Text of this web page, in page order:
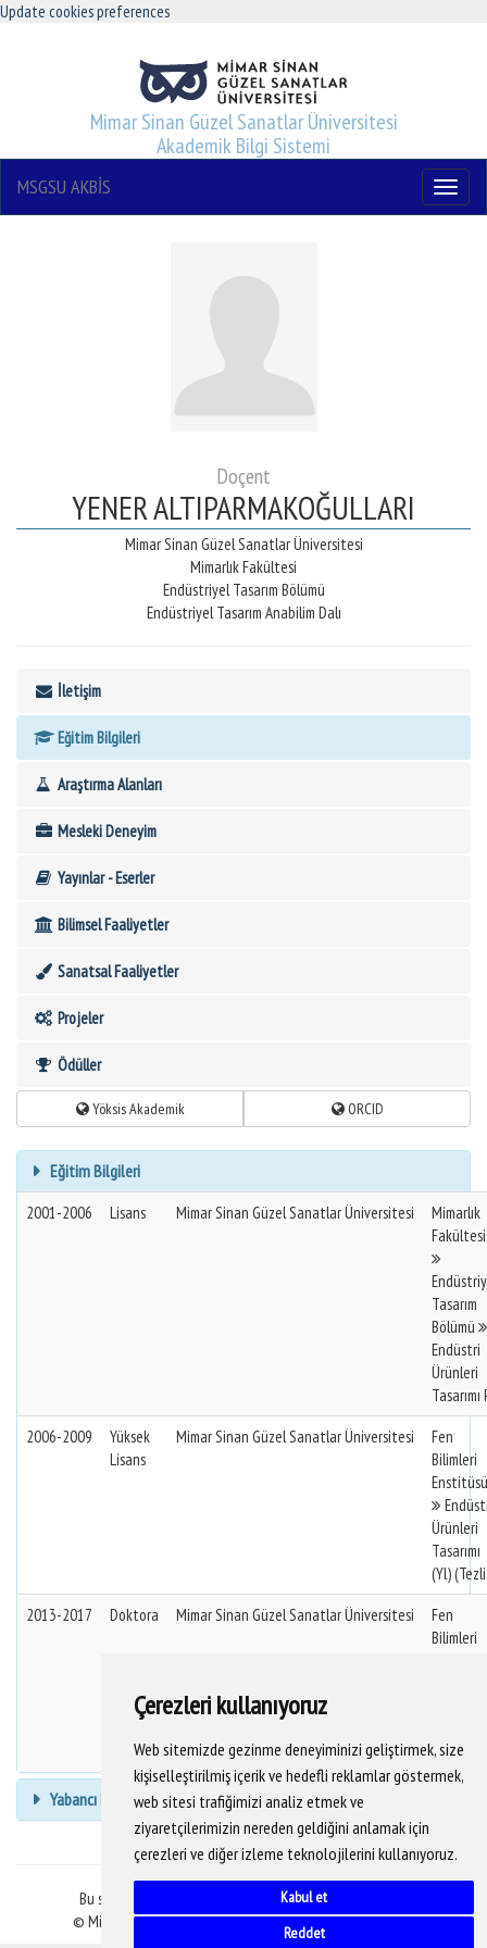
Çerezleri kullanıyoruz
Web sitemizde gezinme deneyiminizi geliştirmek, size
kişiselleştirilmiş içerik ve hedefli reklamlar göstermek,
web sitesi trafiğimizi analiz etmek ve
ziyaretçilerimizin nereden geldiğini anlamak için
çerezleri ve diğer izleme teknolojilerini kullanıyoruz.
Kabul et
Reddet
Update cookies preferences
Mimar Sinan Güzel Sanatlar Üniversitesi
Akademik Bilgi Sistemi
Menu
MSGSU AKBİS
Doçent
YENER ALTIPARMAKOĞULLARI
Mimar Sinan Güzel Sanatlar Üniversitesi
Mimarlık Fakültesi
Endüstriyel Tasarım Bölümü
Endüstriyel Tasarım Anabilim Dalı
İletişim
Eğitim Bilgileri
Araştırma Alanları
Mesleki Deneyim
Yayınlar - Eserler
Bilimsel Faaliyetler
Sanatsal Faaliyetler
Projeler
Ödüller
Yöksis Akademik ORCID
Eğitim Bilgileri
2001-2006 Lisans Mimar Sinan Güzel Sanatlar Üniversitesi
Mimarlık
Fakültesi
Tasarım
Bölümü
Endüstri
Ürünleri
Tasarımı
2006-2009
Yüksek
Lisans
Mimar Sinan Güzel Sanatlar Üniversitesi
Fen
Bilimleri
Enstitüsü
Ürünleri
Tasarımı
(Yl)
2013-2017
Doktora Mimar Sinan Güzel Sanatlar Üniversitesi
Fen
Bilimleri
(Dr)
Yabancı Dil Bilgisi
Bu sitedeki veriler YÖKSİS veritabanından alınmaktadır.
© Mimar Sinan Güzel Sanatlar Üniversitesi Bilgi İşlem D.B.